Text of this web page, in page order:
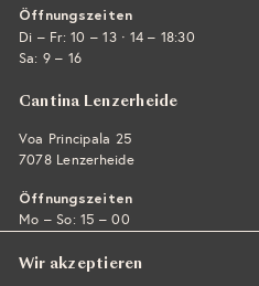
Öffnungszeiten
Di – Fr: 10 – 13 · 14 – 18:30
Sa: 9 – 16
Cantina Lenzerheide
Voa Principala 25
7078 Lenzerheide
Öffnungszeiten
Mo – So: 15 – 00
Wir akzeptieren